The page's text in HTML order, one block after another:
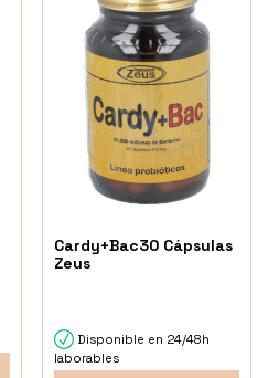
Cardy+Bac30 Cápsulas
Zeus
Disponible en 24/48h
laborables